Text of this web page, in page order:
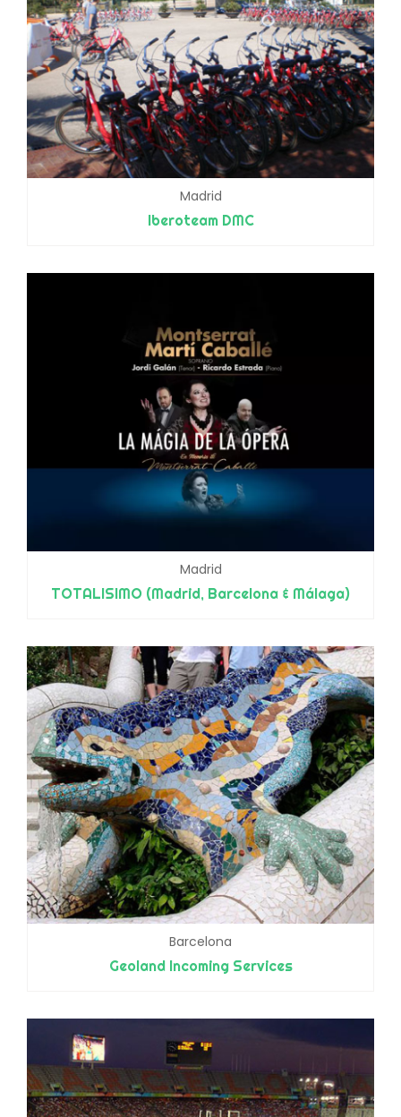
Madrid
Iberoteam DMC
Madrid
TOTALISIMO (Madrid, Barcelona & Málaga)
Barcelona
Geoland Incoming Services